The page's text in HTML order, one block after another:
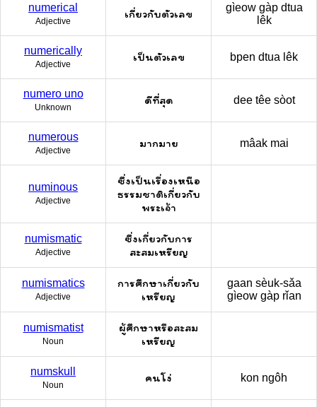
numerical
Adjective
เกี่ยวกับตัวเลข
gìeow gàp dtua
lêk
numerically
Adjective
เป็นตัวเลข bpen dtua lêk
numero uno
Unknown
ดีที่สุด dee têe sòot
numerous
Adjective
มากมาย mâak mai
numinous
Adjective
ซึ่งเป็นเรื่องเหนือ
ธรรมชาติเกี่ยวกับ
พระเจ้า
numismatic
Adjective
ซึ่งเกี่ยวกับการ
สะสมเหรียญ
numismatics
Adjective
การศึกษาเกี่ยวกับ
เหรียญ
gaan sèuk-sǎa
gìeow gàp rǐan
numismatist
Noun
ผู้ศึกษาหรือสะสม
เหรียญ
numskull
Noun
คนโง่ kon ngôh